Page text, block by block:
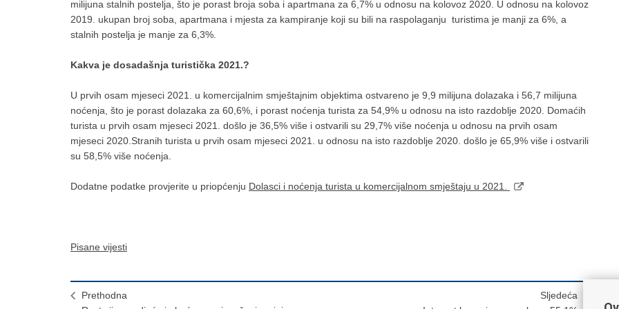
milijuna stalnih postelja, što je porast broja soba i apartmana za 6,7% u odnosu na kolovoz 2020. U odnosu na kolovoz
2019. ukupan broj soba, apartmana i mjesta za kampiranje koji su bili na raspolaganju turistima je manji za 6%, a
stalnih postelja je manje za 6,3%.
Kakva je dosadašnja turistička 2021.?
U prvih osam mjeseci 2021. u komercijalnim smještajnim objektima ostvareno je 9,9 milijuna dolazaka i 56,7 milijuna
noćenja, što je porast dolazaka za 60,6%, i porast noćenja turista za 54,9% u odnosu na isto razdoblje 2020. Domaćih
turista u prvih osam mjeseci 2021. došlo je 36,5% više i ostvarili su 29,7% više noćenja u odnosu na prvih osam
mjeseci 2020.Stranih turista u prvih osam mjeseci 2021. u odnosu na isto razdoblje 2020. došlo je 65,9% više i ostvarili
su 58,5% više noćenja.
Dodatne podatke provjerite u priopćenju Dolasci i noćenja turista u komercijalnom smještaju u 2021.
Pisane vijesti
Prethodna
Sljedeća